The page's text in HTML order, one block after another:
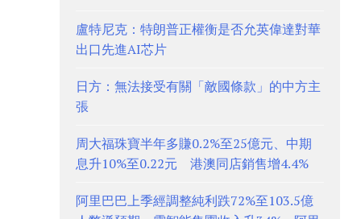
盧特尼克：特朗普正權衡是否允英偉達對華
出口先進AI芯片
日方：無法接受有關「敵國條款」的中方主
張
周大福珠寶半年多賺0.2%至25億元、中期
息升10%至0.22元 港澳同店銷售增4.4%
阿里巴巴上季經調整純利跌72%至103.5億